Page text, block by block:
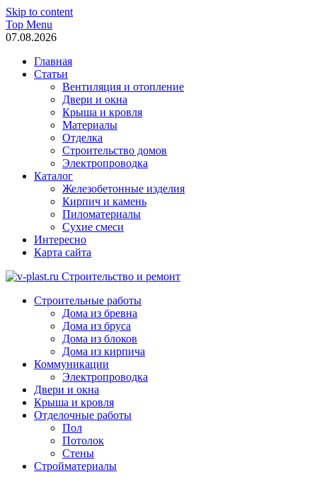
Skip to content
Top Menu
07.08.2026
Главная
Статьи
Вентиляция и отопление
Двери и окна
Крыша и кровля
Материалы
Отделка
Строительство домов
Электропроводка
Каталог
Железобетонные изделия
Кирпич и камень
Пиломатериалы
Сухие смеси
Интересно
Карта сайта
v-plast.ru Строительство и ремонт
Строительные работы
Дома из бревна
Дома из бруса
Дома из блоков
Дома из кирпича
Коммуникации
Электропроводка
Двери и окна
Крыша и кровля
Отделочные работы
Пол
Потолок
Стены
Стройматериалы